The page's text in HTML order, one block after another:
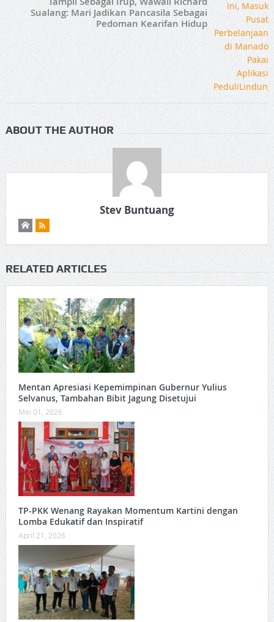
Sualang: Mari Jadikan Pancasila Sebagai
Pedoman Kearifan Hidup
ABOUT THE AUTHOR
Stev Buntuang
RELATED ARTICLES
Mentan Apresiasi Kepemimpinan Gubernur Yulius
Selvanus, Tambahan Bibit Jagung Disetujui
Mei 01, 2026
TP-PKK Wenang Rayakan Momentum Kartini dengan
Lomba Edukatif dan Inspiratif
April 21, 2026